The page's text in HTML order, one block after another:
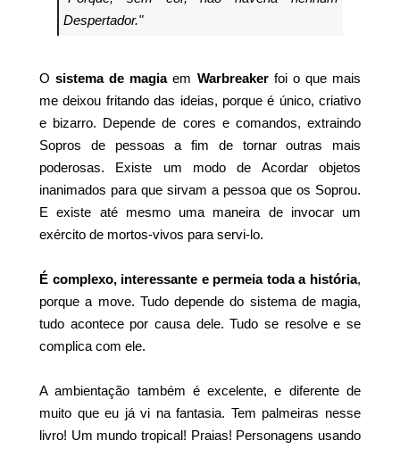
Despertador."
Osistema de magiaem Warbreaker foi o que mais
me deixou fritando das ideias, porque é único, criativo
e bizarro. Depende de cores e comandos, extraindo
Sopros de pessoas a fim de tornar outras mais
poderosas. Existe um modo de Acordar objetos
inanimados para que sirvam a pessoa que os Soprou.
E existe até mesmo uma maneira de invocar um
exército de mortos-vivos para servi-lo.
É complexo, interessante e permeia toda a história,
porque a move. Tudo depende do sistema de magia,
tudo acontece por causa dele. Tudo se resolve e se
complica com ele.
A ambientação também é excelente, e diferente de
muito que eu já vi na fantasia. Tem palmeiras nesse
livro! Um mundo tropical! Praias! Personagens usando